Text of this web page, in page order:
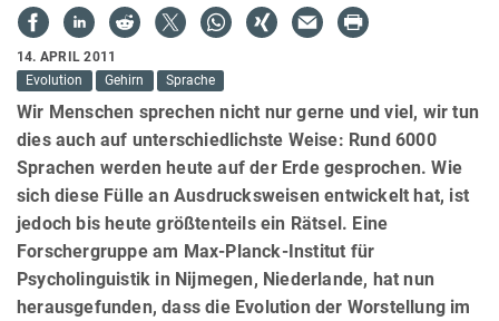
14. APRIL 2011
Evolution
Gehirn Sprache
Wir Menschen sprechen nicht nur gerne und viel, wir tun
dies auch auf unterschiedlichste Weise: Rund 6000
Sprachen werden heute auf der Erde gesprochen. Wie
sich diese Fülle an Ausdrucksweisen entwickelt hat, ist
jedoch bis heute größtenteils ein Rätsel. Eine
Forschergruppe am Max-Planck-Institut für
Psycholinguistik in Nijmegen, Niederlande, hat nun
herausgefunden, dass die Evolution der Worstellung im